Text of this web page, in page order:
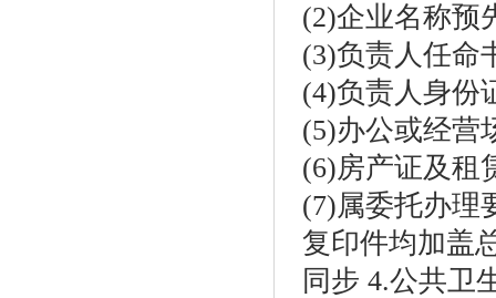
(2)企业名称预
(3)负责人任命
(4)负责人身份
(5)办公或经营
(6)房产证及租
(7)属委托办理
复印件均加盖
同步 4.公共卫